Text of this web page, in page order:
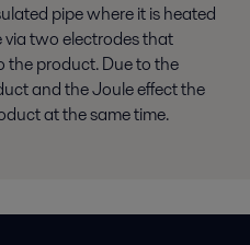
pipe where it is heated
two electrodes that
the product. Due to the
and the Joule effect the
at the same time.